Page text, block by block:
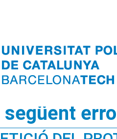
següent